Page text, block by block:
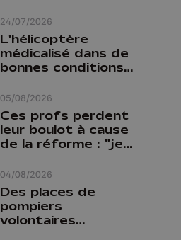
24/07/2026
05/08/2026
L'hélicoptère
médicalisé dans de
bonnes conditions à
04/08/2026
Ces profs perdent
leur boulot à cause
de la réforme : "je
comme prof que
comme
pharmacienne"
Des places de
pompiers
volontaires